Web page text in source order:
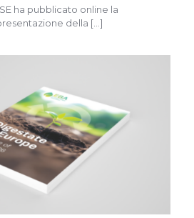
ha pubblicato online la
della […]